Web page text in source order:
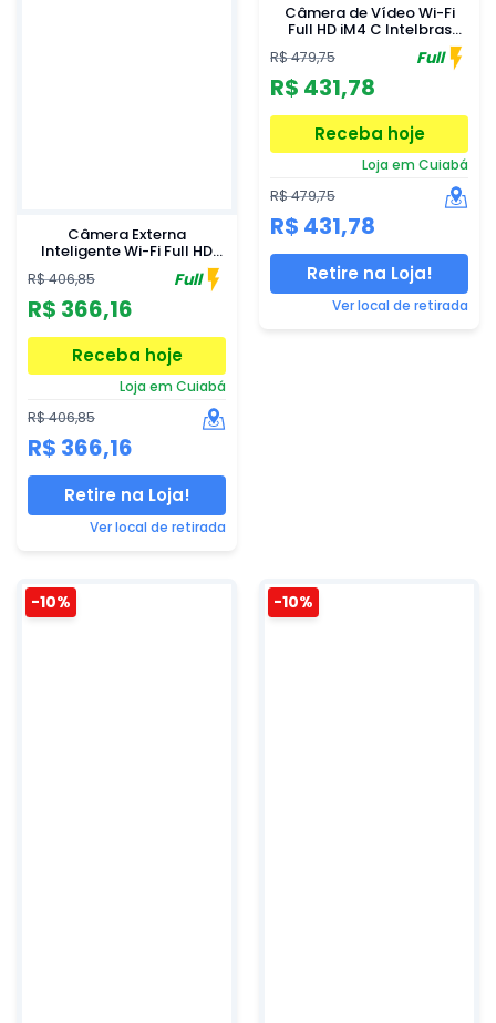
Câmera Externa
Inteligente Wi-Fi Full HD
R$ 406,85 Full
R$ 366,16
Receba hoje
Loja em Cuiabá
R$ 406,85
R$ 366,16
Retire na Loja!
Ver local de retirada
Câmera de Vídeo Wi-Fi
Full HD iM4 C Intelbras
R$ 479,75 Full
R$ 431,78
Receba hoje
Loja em Cuiabá
R$ 479,75
R$ 431,78
Retire na Loja!
Ver local de retirada
-10% -10%